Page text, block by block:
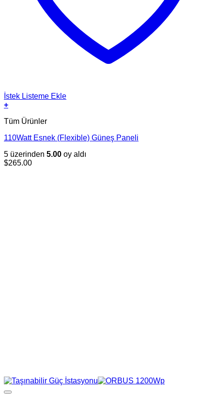
İstek Listeme Ekle
+
Tüm Ürünler
110Watt Esnek (Flexible) Güneş Paneli
5 üzerinden 5.00 oy aldı
$265.00